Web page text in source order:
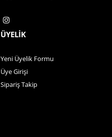
ÜYELİK
Yeni Üyelik Formu
Üye Girişi
Sipariş Takip